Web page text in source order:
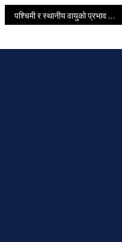
पश्चिमी र स्थानीय वायुको प्रभाव कायमै, आज यी तीन प्रदेशमा चट्याङ्गसहित वर्षाको सम्भावना